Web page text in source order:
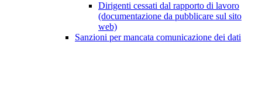
Dirigenti cessati dal rapporto di lavoro
(documentazione da pubblicare sul sito
web)
Sanzioni per mancata comunicazione dei dati